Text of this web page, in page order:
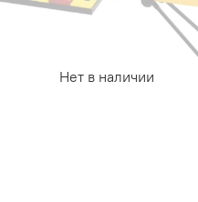
Нет в наличии